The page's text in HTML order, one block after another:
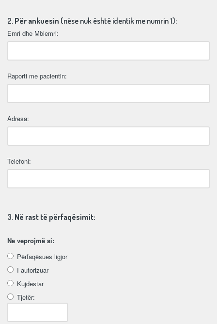
2. Për ankuesin (nëse nuk është identik me numrin 1):
Emri dhe Mbiemri:
Raporti me pacientin:
Adresa:
Telefoni:
3. Në rast të përfaqësimit:
Ne veprojmë si:
Përfaqësues ligjor
I autorizuar
Kujdestar
Tjetër: